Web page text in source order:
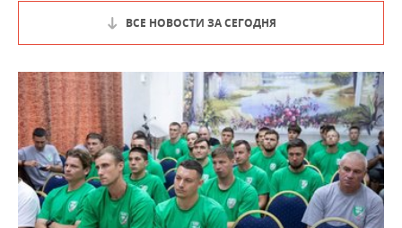
ВСЕ НОВОСТИ ЗА СЕГОДНЯ